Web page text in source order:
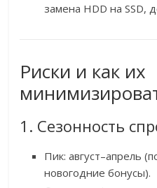
замена HDD на SSD,
Риски и как их
1. Сезонность
Пик: август–апрель
новогодние бонусы).